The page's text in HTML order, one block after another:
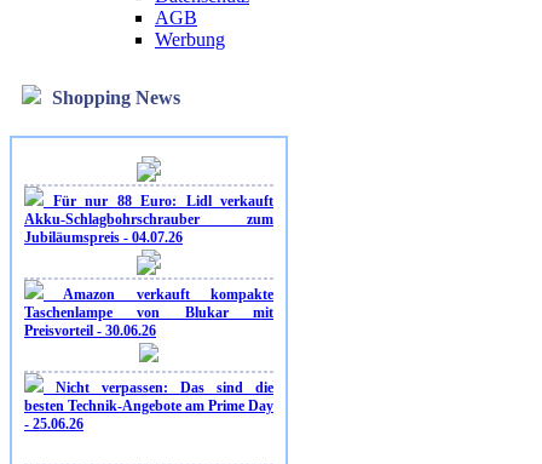
AGB
Werbung
Shopping News
Für nur 88 Euro: Lidl verkauft
Akku-Schlagbohrschrauber zum
Jubiläumspreis - 04.07.26
Amazon verkauft kompakte
Taschenlampe von Blukar mit
Preisvorteil - 30.06.26
Nicht verpassen: Das sind die
besten Technik-Angebote am Prime Day
- 25.06.26